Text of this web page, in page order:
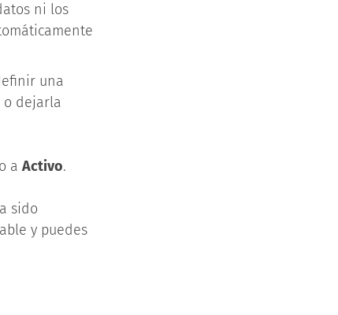
ni los
una
o dejarla
a Activo.
sido
y puedes